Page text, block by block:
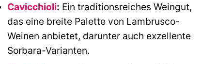
Cavicchioli: Ein traditionsreiches Weingut,
das eine breite Palette von Lambrusco-
Weinen anbietet, darunter auch exzellente
Sorbara-Varianten.